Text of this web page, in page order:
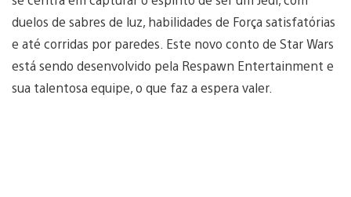
duelos de sabres de luz, habilidades de Força satisfatórias
e até corridas por paredes. Este novo conto de Star Wars
está sendo desenvolvido pela Respawn Entertainment e
sua talentosa equipe, o que faz a espera valer.